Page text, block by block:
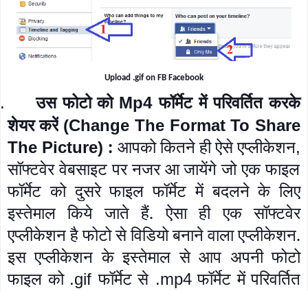
Upload .gif on FB Facebook
उस फोटो को Mp4फॉर्मेट में परिवर्तित करके
शेयर करें (Change The Format To Share
The Picture) : आपको कितने ही ऐसे एप्लीकेशन,
सॉफ्टवेर वेबसाइट पर नजर आ जायेंगे जो एक फाइल
फॉर्मेट को दुसरे फाइल फॉर्मेट में बदलने के लिए
इस्तेमाल किये जाते हैं. ऐसा ही एक सॉफ्टवेर
एप्लीकेशन है फोटो से विडियो बनाने वाला एप्लीकेशन.
इस एप्लीकेशन के इस्तेमाल से आप अपनी फोटो
फाइल को .gifफॉर्मेट से .mp4फॉर्मेट में परिवर्तित